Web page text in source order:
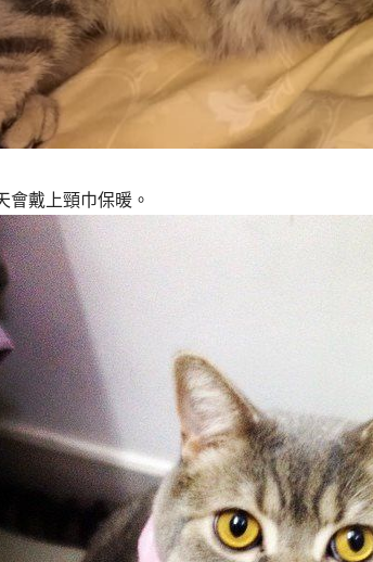
會戴上頸巾保暖。